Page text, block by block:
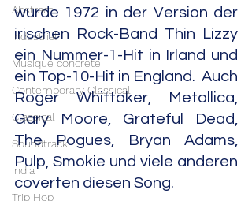
Abstract
Industrial
Musique concrète
Contemporary Classical
Classical
Soundtrack
India
Trip Hop
wurde 1972 in der Version der
irischen Rock-Band Thin Lizzy
ein Nummer-1-Hit in Irland und
Roger Whittaker, Metallica
Gary Moore, Grateful Dead,
The Pogues, Bryan Adams
Pulp, Smokie und viele anderen
coverten diesen Song.